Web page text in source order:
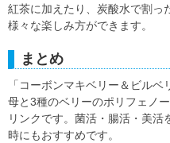
紅茶に加えたり、炭酸水で割っ
様々な楽しみ方ができます。
まとめ
「コーボンマキベリー＆ビル
母と3種のベリーのポリフェノ
リンクです。菌活・腸活・美
時にもおすすめです。